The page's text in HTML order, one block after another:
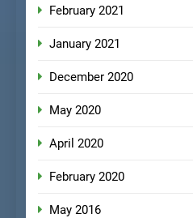
February 2021
January 2021
December 2020
May 2020
April 2020
February 2020
May 2016